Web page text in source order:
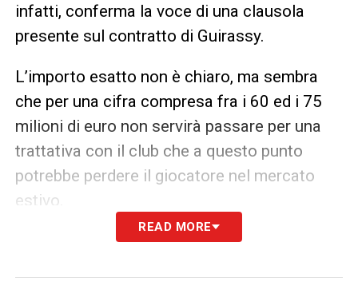
infatti, conferma la voce di una clausola
presente sul contratto di Guirassy.
L’importo esatto non è chiaro, ma sembra
che per una cifra compresa fra i 60 ed i 75
milioni di euro non servirà passare per una
trattativa con il club che a questo punto
potrebbe perdere il giocatore nel mercato
estivo.
READ MORE